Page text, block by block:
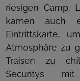
riesigen Camp.
kamen auch
Eintrittskarte,
Atmosphäre zu
Traisen zu
Securitys mit